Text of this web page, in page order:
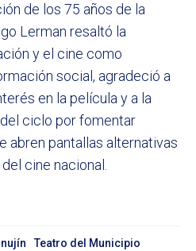
de los 75 años de la
Lerman resaltó la
y el cine como
social, agradeció a
en la película y a la
ciclo por fomentar
abren pantallas alternativas
cine nacional.
Teatro del Municipio